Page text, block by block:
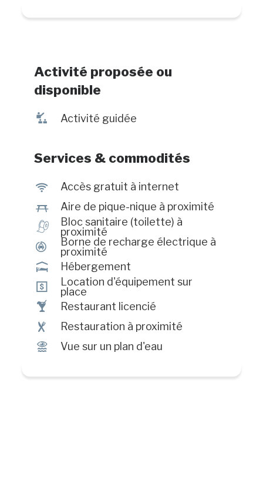
Activité proposée ou
disponible
î Activité guidée
Services & commodités
J Accès gratuit à internet
h Aire de pique-nique à proximité
h
Bloc sanitaire (toilette) à
proximité
P
Borne de recharge électrique à
proximité
ú Hébergement
ö
Location d'équipement sur
place
† Restaurant licencié
¶ Restauration à proximité
Ï Vue sur un plan d'eau